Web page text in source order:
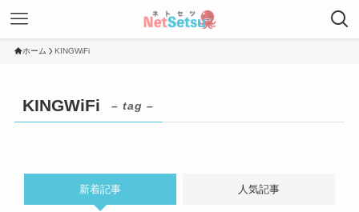
ホーム KINGWiFi
KINGWiFi – tag –
新着記事 人気記事